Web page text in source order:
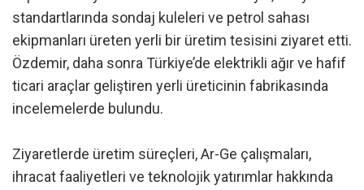
standartlarında sondaj kuleleri ve petrol sahası
ekipmanları üreten yerli bir üretim tesisini ziyaret etti.
Özdemir, daha sonra Türkiye’de elektrikli ağır ve hafif
ticari araçlar geliştiren yerli üreticinin fabrikasında
incelemelerde bulundu.
Ziyaretlerde üretim süreçleri, Ar-Ge çalışmaları,
ihracat faaliyetleri ve teknolojik yatırımlar hakkında